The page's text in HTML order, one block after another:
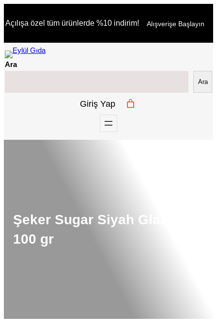
geç
Açılışa özel tüm ürünlerde %10 indirim! Alışverişe Başlayın
Ara
Ara
Giriş Yap
Şeker Sugar Siyah Glazür
100 gr